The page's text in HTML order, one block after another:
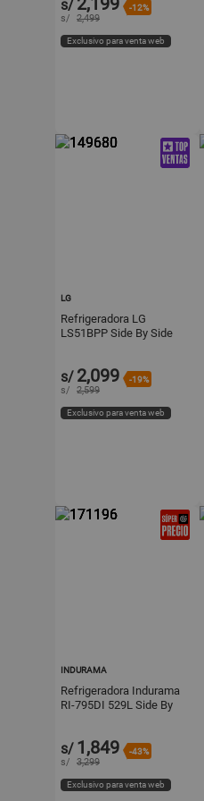
s/ -12%
s/ 2,499
Exclusivo para venta web
LG
Refrigeradora LG
LS51BPP Side By Side
s/ 2,099 -19%
s/ 2,599
Exclusivo para venta web
INDURAMA
Refrigeradora Indurama
RI-795DI 529L Side By
s/ 1,849 -43%
s/ 3,299
Exclusivo para venta web